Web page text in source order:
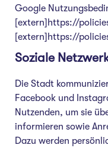
Google
[extern]https://
[extern]https://
Soziale
Die Stadt
Facebook und
Nutzenden, um sie
informieren sowie
Dazu werden